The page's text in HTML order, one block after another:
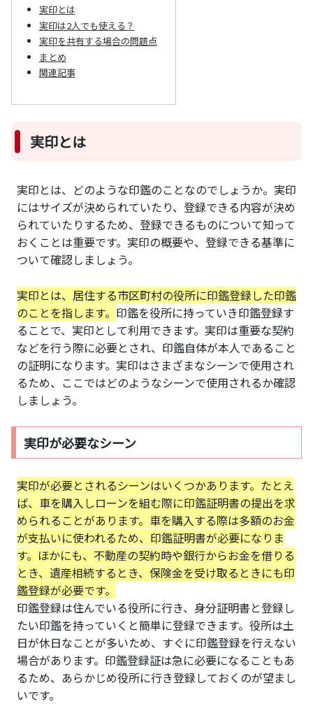
実印とは
実印は2人でも使える？
実印を共有する場合の問題点
まとめ
関連記事
実印とは
実印とは、どのような印鑑のことなのでしょうか。実印
にはサイズが決められていたり、登録できる内容が決め
られていたりするため、登録できるものについて知って
おくことは重要です。実印の概要や、登録できる基準に
ついて確認しましょう。
実印とは、居住する市区町村の役所に印鑑登録した印鑑
のことを指します。 印鑑を役所に持っていき印鑑登録す
ることで、実印として利用できます。実印は重要な契約
などを行う際に必要とされ、印鑑自体が本人であること
の証明になります。実印はさまざまなシーンで使用され
るため、ここではどのようなシーンで使用されるか確認
しましょう。
実印が必要なシーン
実印が必要とされるシーンはいくつかあります。たとえ
ば、車を購入しローンを組む際に印鑑証明書の提出を求
められることがあります。車を購入する際は多額のお金
が支払いに使われるため、印鑑証明書が必要になりま
す。ほかにも、不動産の契約時や銀行からお金を借りる
とき、遺産相続するとき、保険金を受け取るときにも印
鑑登録が必要です。
印鑑登録は住んでいる役所に行き、身分証明書と登録し
たい印鑑を持っていくと簡単に登録できます。役所は土
日が休日なことが多いため、すぐに印鑑登録を行えない
場合があります。印鑑登録証は急に必要になることもあ
るため、あらかじめ役所に行き登録しておくのが望まし
いです。